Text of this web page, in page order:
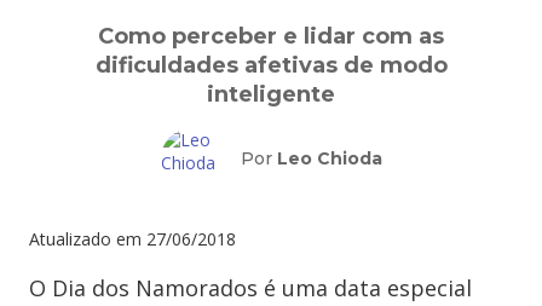
Como perceber e lidar com as
dificuldades afetivas de modo
inteligente
Por Leo Chioda
Atualizado em 27/06/2018
O Dia dos Namorados é uma data especial